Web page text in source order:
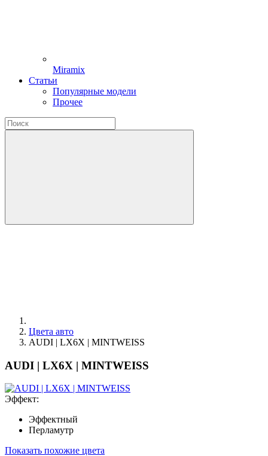
Miramix
Статьи
Популярные модели
Прочее
Цвета авто
AUDI | LX6X | MINTWEISS
AUDI | LX6X | MINTWEISS
Эффект:
Эффектный
Перламутр
Показать похожие цвета